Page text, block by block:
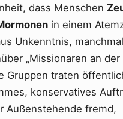
dass Menschen
in einem
Unkenntnis,
„Missionaren an der
Gruppen traten
konservatives
Außenstehende fremd,